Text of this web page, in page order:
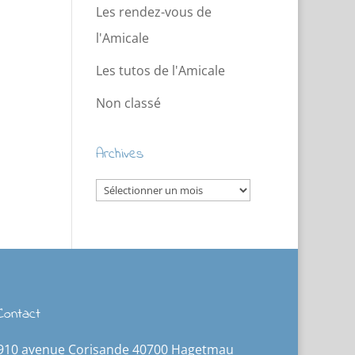
Les rendez-vous de
l'Amicale
Les tutos de l'Amicale
Non classé
Archives
Archives
avenue Corisande 40700 Hagetmau